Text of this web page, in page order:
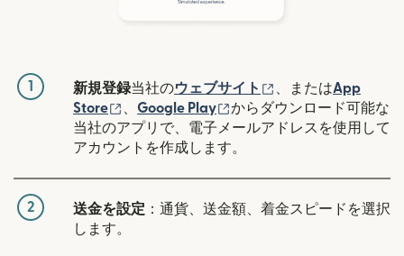
1 新規登録当社のウェブサイト （別ウィンドウで
、またはApp
Store
（別ウィンドウで開きます）
Google Play （別ウィンドウで開きま
からダウンロード可能な
当社のアプリで、電子メールアドレスを使用して
アカウントを作成します。
2 送金を設定 ：通貨、送金額、着金スピードを選択
します。